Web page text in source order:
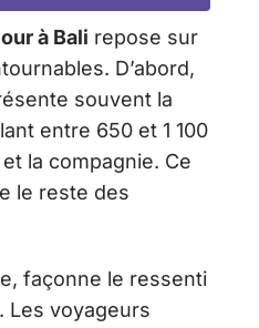
à Bali repose sur
D’abord,
souvent la
entre 650 et 1 100
la compagnie. Ce
le reste des
façonne le ressenti
. Les voyageurs